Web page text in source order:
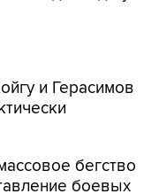
и Герасимов
бегство
боевых